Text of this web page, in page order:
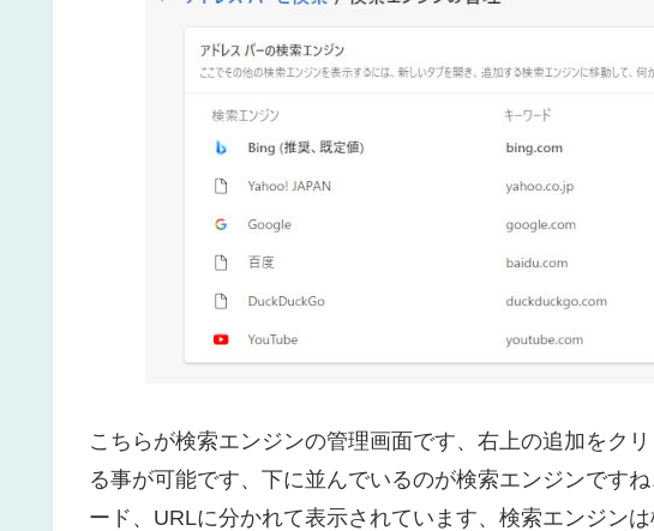
こちらが検索エンジンの管理画面です、右上の追加をク
る事が可能です、下に並んでいるのが検索エンジンです
ード、URLに分かれて表示されています、検索エンジン